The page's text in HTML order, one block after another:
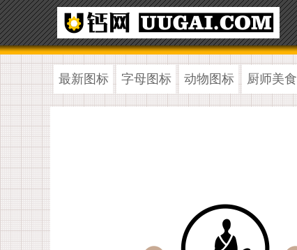
最新图标 字母图标 动物图标 厨师美食